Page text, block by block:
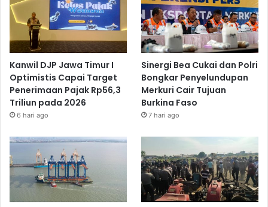
Kanwil DJP Jawa Timur I
Optimistis Capai Target
Penerimaan Pajak Rp56,3
Triliun pada 2026
6 hari ago
Sinergi Bea Cukai dan Polri
Bongkar Penyelundupan
Merkuri Cair Tujuan
Burkina Faso
7 hari ago